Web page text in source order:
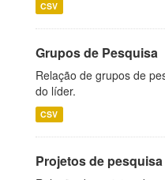
CSV
Grupos de Pesquisa
Relação de grupos de
do líder.
CSV
Projetos de